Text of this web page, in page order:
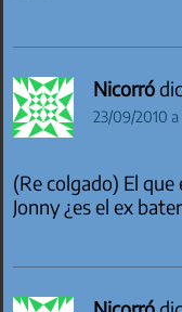
Nicorró
23/09/2010 a
(Re colgado) El
Jonny ¿es el ex